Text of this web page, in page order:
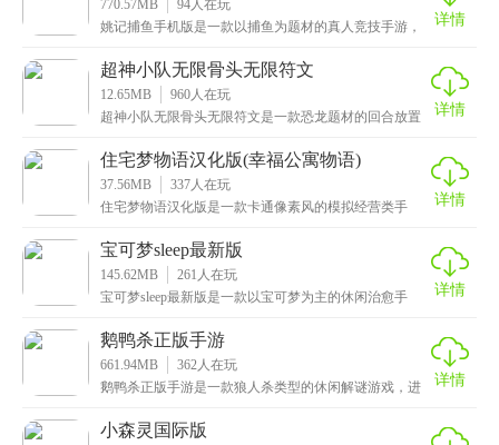
770.57MB 94 人在玩
姚记捕鱼手机版是一款以捕鱼为题材的真人竞技手游，
受
详情
超神小队无限骨头无限符文
12.65MB 960 人在玩
超神小队无限骨头无限符文是一款恐龙题材的回合放置
龙
详情
住宅梦物语汉化版(幸福公寓物语)
37.56MB 337 人在玩
住宅梦物语汉化版是一款卡通像素风的模拟经营类手
在游戏
详情
宝可梦sleep最新版
145.62MB 261 人在玩
宝可梦sleep最新版是一款以宝可梦为主的休闲治愈手
详情
鹅鸭杀正版手游
661.94MB 362 人在玩
鹅鸭杀正版手游是一款狼人杀类型的休闲解谜游戏，进
鸭阵
详情
小森灵国际版